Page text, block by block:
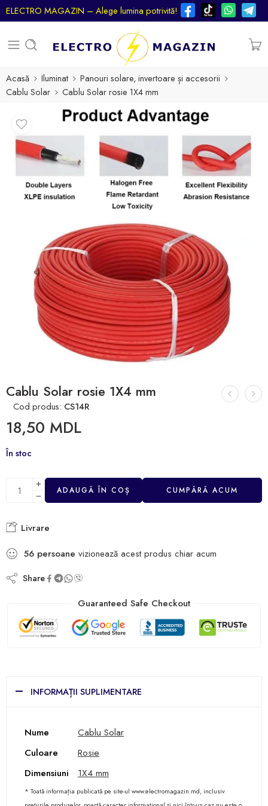
ELECTRO MAGAZIN – Alege lumina potrivită!
Acasă Iluminat
Panouri solare, invertoare și accesorii
Cablu Solar
Cablu Solar rosie 1X4 mm
Cablu Solar rosie 1X4 mm
Cod produs: CS14R
18,50 MDL
În stoc
ADAUGĂ ÎN COȘ CUMPĂRĂ ACUM
Livrare
56 persoane vizionează acest produs chiar acum
Share
Guaranteed Safe Checkout
INFORMAȚII SUPLIMENTARE
Nume
Cablu Solar
Culoare
Rosie
Dimensiuni
1X4 mm
* Toată informația publicată pe site-ul www.electromagazin.md, inclusiv